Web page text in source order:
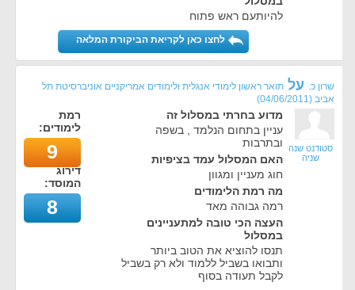
להיותעם ראש פתוח
לחצו כאן לקריאת הביקורת המלאה
שרון כ. על תואר ראשון לימודי אנגלית ולימודים אמריקניים אוניברסיטת תל
אביב (
04/06/2011
)
סטודנט שנה
שניה
מדוע בחרתי במסלול זה
עניין בתחום הנלמד , בשפה
ובתרבות
האם המסלול עמד בציפיות
חוג מעניין ומגוון
מה רמת הלימודים
רמה גבוהה מאד
העצה הכי טובה למתעניינים
במסלול
תנסו להוציא את הטוב ביותר
ותבואו בשביל ללמוד ולא רק בשביל
לקבל תעודה בסוף
רמת
לימודים:
9
דירוג
המוסד:
8